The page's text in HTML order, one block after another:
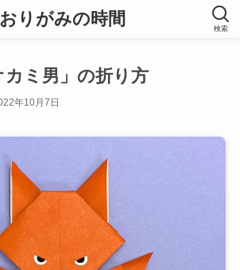
おりがみの時間 検索
ミ男」の折り方
年10月7日